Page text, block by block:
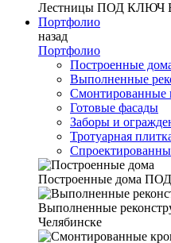
Лестницы ПОД КЛЮЧ В
Портфолио
назад
Портфолио
Построенные
Выполненные
Смонтированные
Готовые фасады
Заборы и
Тротуарная
Построенные дома ПОД
Выполненные
Челябинске